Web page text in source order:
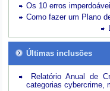
Os 10 erros
Como fazer um Plano
Últimas inclusões
Relatório Anual de
categorias cybercrime,